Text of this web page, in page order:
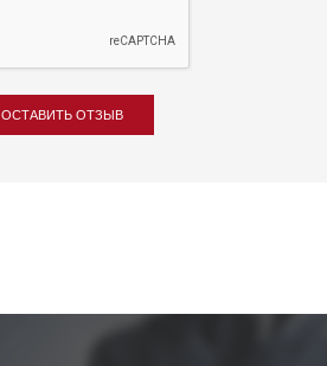
ОСТАВИТЬ ОТЗЫВ